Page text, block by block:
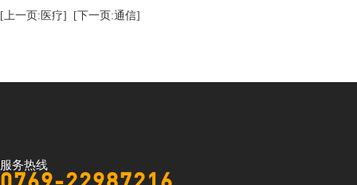
[上一页:医疗] [下一页:通信]
服务热线